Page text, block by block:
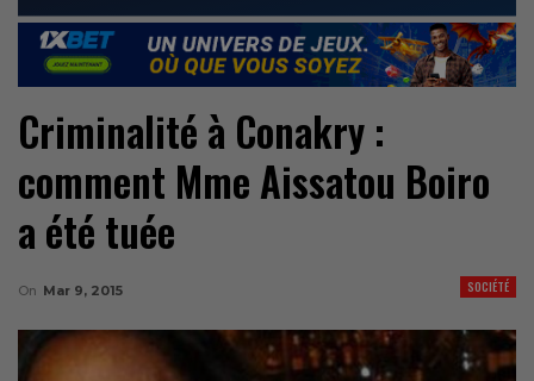
Criminalité à Conakry :
comment Mme Aissatou Boiro
a été tuée
SOCIÉTÉ
On Mar 9, 2015